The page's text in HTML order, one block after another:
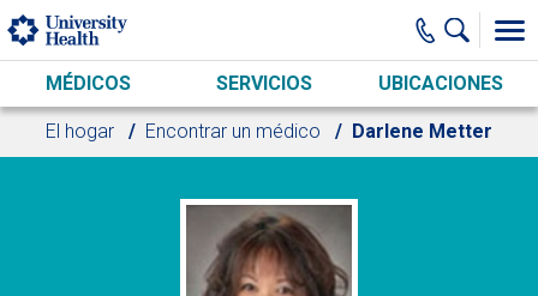
Skip to main content
MÉDICOS SERVICIOS UBICACIONES
El hogar Encontrar un médico Darlene Metter